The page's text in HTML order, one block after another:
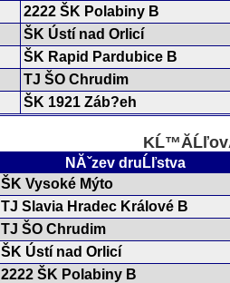
2222 ŠK Polabiny B
ŠK Ústí nad Orlicí
ŠK Rapid Pardubice B
TJ ŠO Chrudim
ŠK 1921 Záb?eh
NĂˇzev druĹľstva
ŠK Vysoké Mýto
TJ Slavia Hradec Králové B
TJ ŠO Chrudim
ŠK Ústí nad Orlicí
2222 ŠK Polabiny B